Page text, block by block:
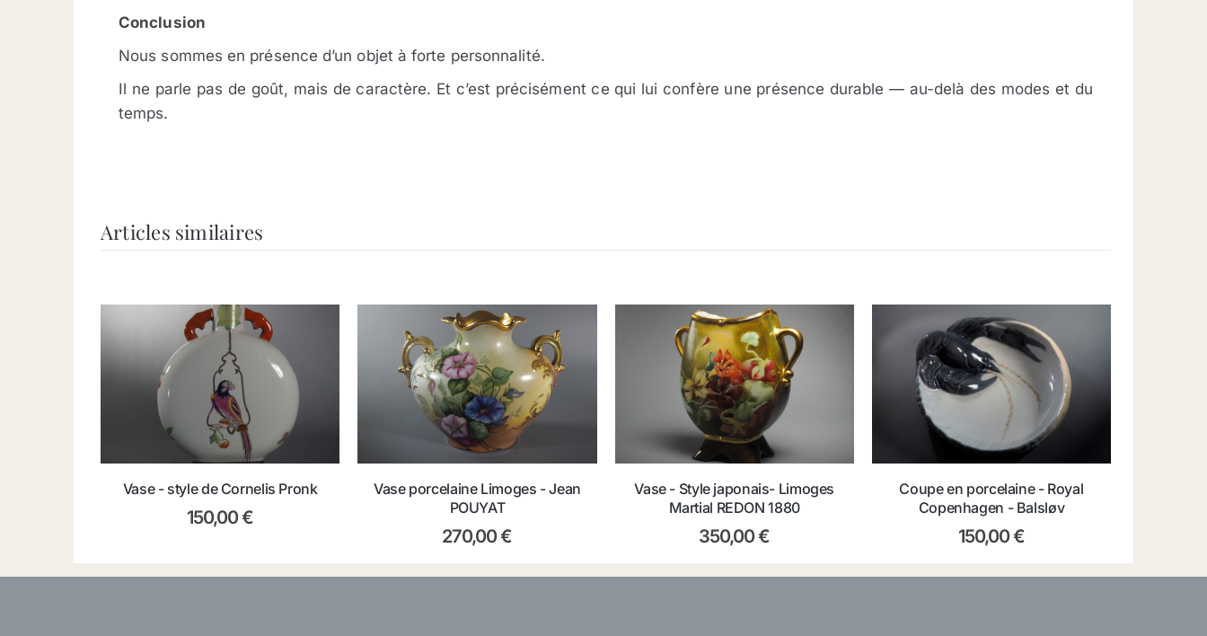
Conclusion
Nous sommes en présence d’un objet à forte personnalité.
Il ne parle pas de goût, mais de caractère. Et c’est précisément ce qui lui confère une présence durable — au-delà des modes et du
temps.
Articles similaires
Vase - style de Cornelis Pronk
150,00€
Vase рorcelaine Limoges - Jean
POUYAT
270,00€
Vase - Style japonais- Limoges
Martial REDON 1880
350,00€
Coupe en porcelaine - Royal
Copenhagen - Balsløv
150,00€